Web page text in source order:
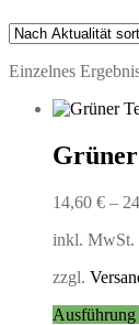
Einzelnes
14,60 € –
inkl. MwSt.
zzgl.
Ausführung